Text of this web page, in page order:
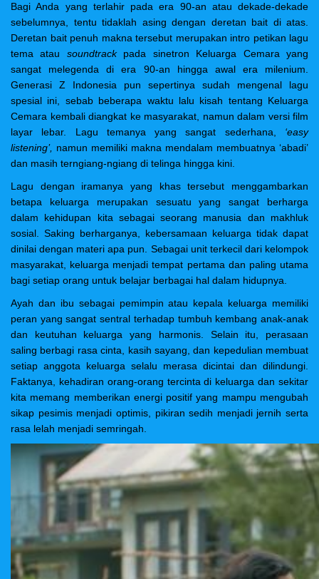
Bagi Anda yang terlahir pada era 90-an atau dekade-dekade
sebelumnya, tentu tidaklah asing dengan deretan bait di atas.
Deretan bait penuh makna tersebut merupakan intro petikan lagu
tema atau soundtrackpada sinetron Keluarga Cemara yang
sangat melegenda di era 90-an hingga awal era milenium.
Generasi Z Indonesia pun sepertinya sudah mengenal lagu
spesial ini, sebab beberapa waktu lalu kisah tentang Keluarga
Cemara kembali diangkat ke masyarakat, namun dalam versi film
layar lebar. Lagu temanya yang sangat sederhana, ‘easy
listening’, namun memiliki makna mendalam membuatnya ‘abadi’
dan masih terngiang-ngiang di telinga hingga kini.
Lagu dengan iramanya yang khas tersebut menggambarkan
betapa keluarga merupakan sesuatu yang sangat berharga
dalam kehidupan kita sebagai seorang manusia dan makhluk
sosial. Saking berharganya, kebersamaan keluarga tidak dapat
dinilai dengan materi apa pun. Sebagai unit terkecil dari kelompok
masyarakat, keluarga menjadi tempat pertama dan paling utama
bagi setiap orang untuk belajar berbagai hal dalam hidupnya.
Ayah dan ibu sebagai pemimpin atau kepala keluarga memiliki
peran yang sangat sentral terhadap tumbuh kembang anak-anak
dan keutuhan keluarga yang harmonis. Selain itu, perasaan
saling berbagi rasa cinta, kasih sayang, dan kepedulian membuat
setiap anggota keluarga selalu merasa dicintai dan dilindungi.
Faktanya, kehadiran orang-orang tercinta di keluarga dan sekitar
kita memang memberikan energi positif yang mampu mengubah
sikap pesimis menjadi optimis, pikiran sedih menjadi jernih serta
rasa lelah menjadi semringah.